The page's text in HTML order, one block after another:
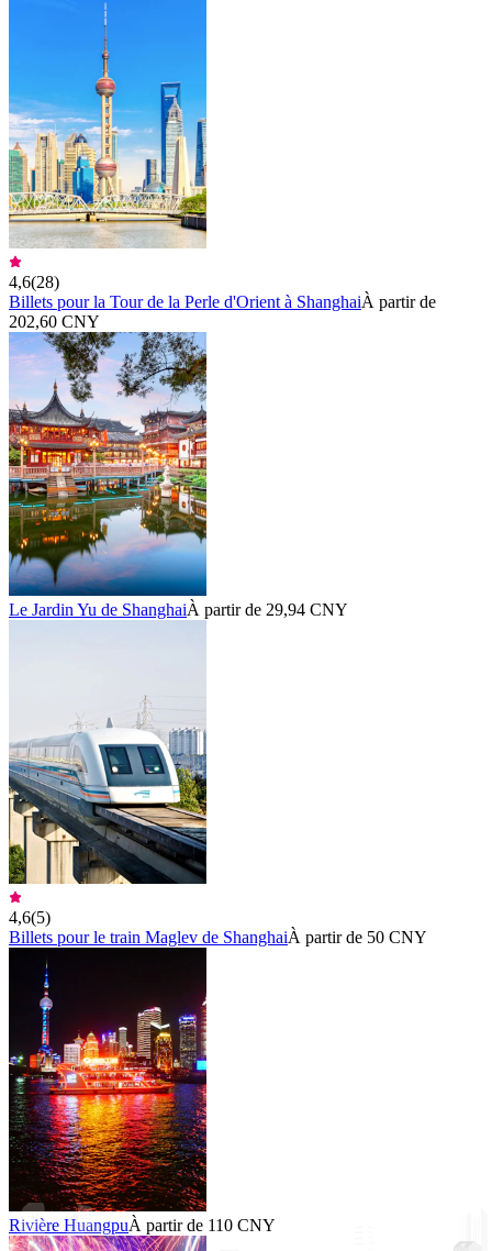
4,6(28)
Billets pour la Tour de la Perle d'Orient à ShanghaiÀ partir de
202,60 CNY
Le Jardin Yu de ShanghaiÀ partir de 29,94 CNY
4,6(5)
Billets pour le train Maglev de ShanghaiÀ partir de 50 CNY
Rivière HuangpuÀ partir de 110 CNY